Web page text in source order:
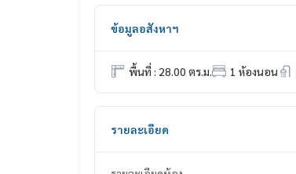
ข้อมูลอสังหาฯ
พื้นที่ : 28.00 ตร.ม. 1 ห้องนอน
รายละเอียด